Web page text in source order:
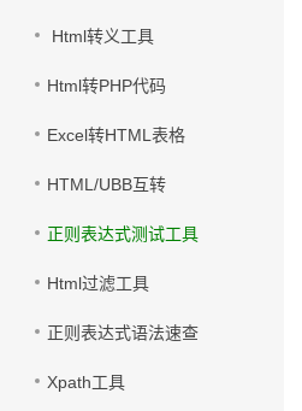
Html转义工具
Html转PHP代码
Excel转HTML表格
HTML/UBB互转
正则表达式测试工具
Html过滤工具
正则表达式语法速查
Xpath工具